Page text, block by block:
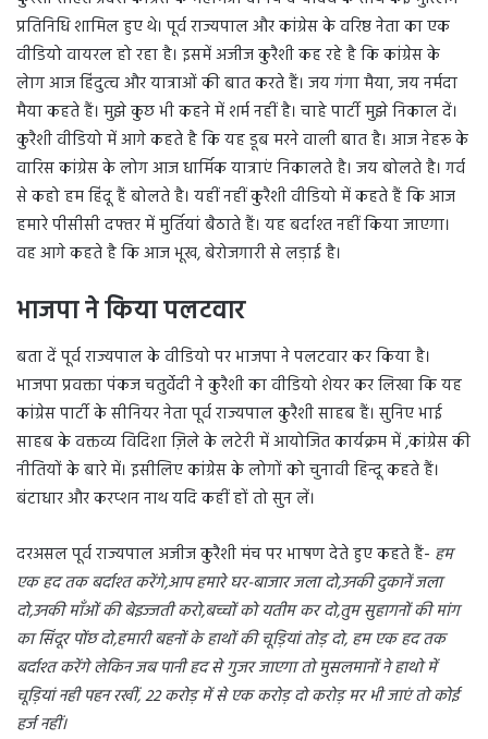
प्रतिनिधि शामिल हुए थे। पूर्व राज्यपाल और कांग्रेस के वरिष्ठ नेता का एक
वीडियो वायरल हो रहा है। इसमें अजीज कुरैशी कह रहे है कि कांग्रेस के
लेाग आज हिंदुत्व और यात्राओं की बात करते हैं। जय गंगा मैया, जय नर्मदा
मैया कहते हैं। मुझे कुछ भी कहने में शर्म नहीं है। चाहे पार्टी मुझे निकाल दें।
कुरैशी वीडियो में आगे कहते है कि यह डूब मरने वाली बात है। आज नेहरू के
वारिस कांग्रेस के लोग आज धार्मिक यात्राएं निकालते है। जय बोलते है। गर्व
से कहो हम हिंदू हैं बोलते है। यहीं नहीं कुरैशी वीडियो में कहते हैं कि आज
हमारे पीसीसी दफ्तर में मुर्तियां बैठाते हैं। यह बर्दाश्त नहीं किया जाएगा।
वह आगे कहते है कि आज भूख, बेरोजगारी से लड़ाई है।
भाजपा ने किया पलटवार
बता दें पूर्व राज्यपाल के वीडियो पर भाजपा ने पलटवार कर किया है।
भाजपा प्रवक्ता पंकज चतुर्वेदी ने कुरैशी का वीडियो शेयर कर लिखा कि यह
कांग्रेस पार्टी के सीनियर नेता पूर्व राज्यपाल कुरैशी साहब हैं। सुनिए भाई
साहब के वक्तव्य विदिशा ज़िले के लटेरी में आयोजित कार्यक्रम में ,कांग्रेस की
नीतियों के बारे में। इसीलिए कांग्रेस के लोगों को चुनावी हिन्दू कहते हैं।
बंटाधार और करप्शन नाथ यदि कहीं हों तो सुन लें।
दरअसल पूर्व राज्यपाल अजीज कुरैशी मंच पर भाषण देते हुए कहते हैं- हम
एक हद तक बर्दाश्त करेंगे,आप हमारे घर-बाजार जला दो,उनकी दुकानें जला
दो,उनकी माँओं की बेइज्जती करो,बच्चों को यतीम कर दो,तुम सुहागनों की मांग
का सिंदूर पोंछ दो,हमारी बहनों के हाथों की चूड़ियां तोड़ दो, हम एक हद तक
बर्दाश्त करेंगे लेकिन जब पानी हद से गुजर जाएगा तो मुसलमानों ने हाथो में
चूड़ियां नही पहन रखीं, 22करोड़ में से एक करोड़ दो करोड़ मर भी जाएं तो कोई
हर्ज नहीं।